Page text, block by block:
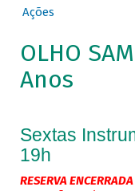
Ações
OLHO
Anos
Sextas
19h
RESERVA ENCERRADA